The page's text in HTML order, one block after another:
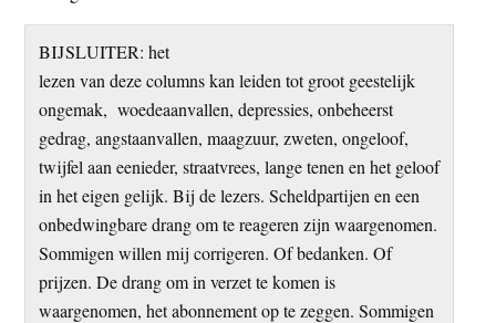
BIJSLUITER: het
lezen van deze columns kan leiden tot groot geestelijk
ongemak, woedeaanvallen, depressies, onbeheerst
gedrag, angstaanvallen, maagzuur, zweten, ongeloof,
twijfel aan eenieder, straatvrees, lange tenen en het geloof
in het eigen gelijk. Bij de lezers. Scheldpartijen en een
onbedwingbare drang om te reageren zijn waargenomen.
Sommigen willen mij corrigeren. Of bedanken. Of
prijzen. De drang om in verzet te komen is
waargenomen, het abonnement op te zeggen. Sommigen